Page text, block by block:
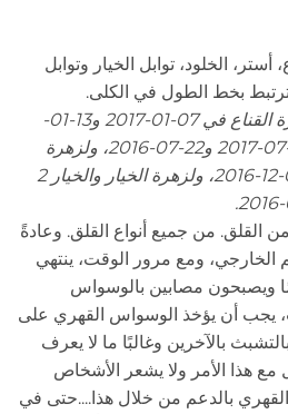
الخلود، توابل الخيار وتوابل
نُشر الوصف التفصيلي لزهرة القناع في 07-01-2017 و13-01-
2017، ولزهرة أستر في 16-07-2017 و22-07-2016، ولزهرة
الخلود في 25-11-2016 و02-12-2016، ولزهرة الخيار والخيار 2
القلق. من جميع أنواع القلق. وعادةً
الخارجي، ومع مرور الوقت، ينتهي
ويصبحون مصابين بالوسواس
يجب أن يؤخذ الوسواس القهري على
بالآخرين وغالبًا ما لا يعرف
مع هذا الأمر ولا يشعر الأشخاص
بالدعم من خلال هذا....حتى في